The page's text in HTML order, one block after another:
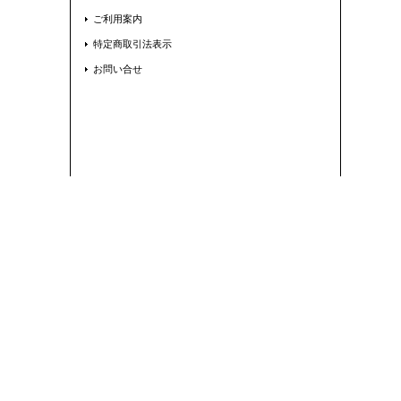
ご利用案内
特定商取引法表示
お問い合せ